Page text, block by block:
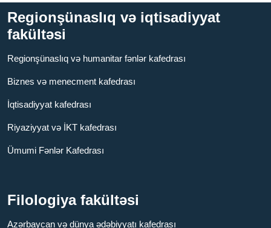
Regionşünaslıq və iqtisadiyyat
fakültəsi
Regionşünaslıq və humanitar fənlər kafedrası
Biznes və menecment kafedrası
İqtisadiyyat kafedrası
Riyaziyyat və İKT kafedrası
Ümumi Fənlər Kafedrası
Filologiya fakültəsi
Azərbaycan və dünya ədəbiyyatı kafedrası